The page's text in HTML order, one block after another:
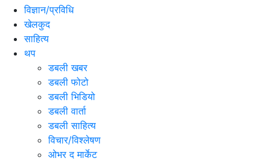
विज्ञान/प्रविधि
खेलकुद
साहित्य
थप
डबली खबर
डबली फोटो
डबली भिडियो
डबली वार्ता
डबली साहित्य
विचार/विश्‍लेषण
ओभर द मार्केट